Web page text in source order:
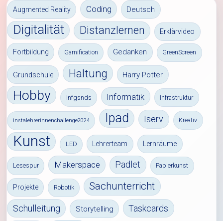
Augmented Reality Coding Deutsch
Digitalität Distanzlernen Erklärvideo
Fortbildung Gamification Gedanken GreenScreen
Grundschule Haltung Harry Potter
Hobby infgsnds Informatik Infrastruktur
instalehrerinnenchallenge2024 Ipad Iserv Kreativ
Kunst LED Lehrerteam Lernräume
Lesespur Makerspace Padlet Papierkunst
Projekte Robotik Sachunterricht
Schulleitung Storytelling Taskcards